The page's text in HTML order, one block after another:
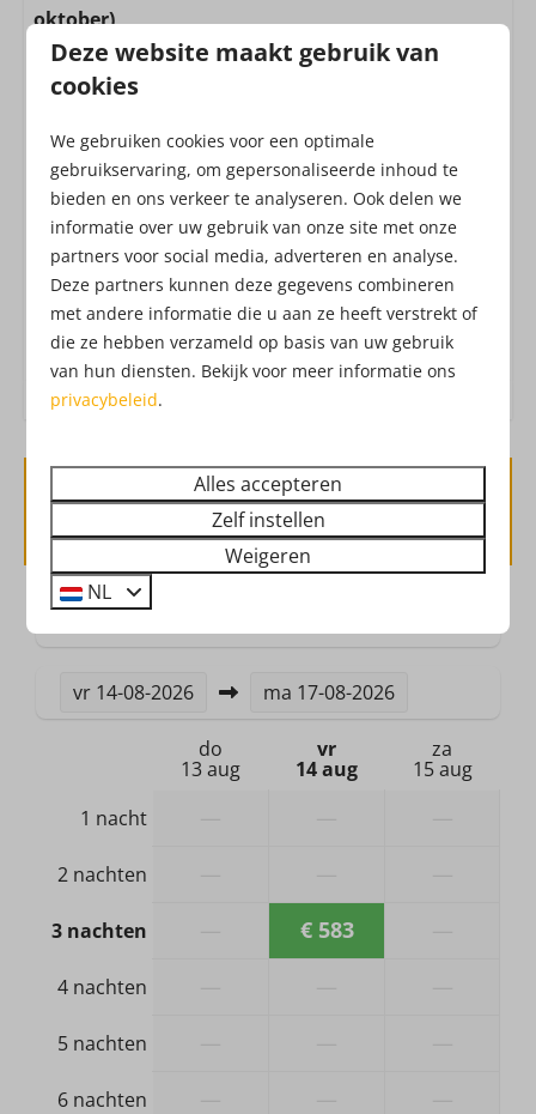
Filter koffieapparaat
Waterkoker: Elektrische waterkoker
Koelkast: Zonder vriesvak
Ligging
Aan de bosrand
Vrijstaand
Buiten
Tuin
Tuinmeubels
Brandblusser
Rookmelder
Verwarming & Verkoeling
Centrale verwarming
Badkamer & Sanitair
Douche
Apart toilet (niet in badkamer)
oktober)
Alle huizen zijn inclusief de toegang tot het
Attractiepark! Het Attractiepark werkt met een all-in
van o.a. vers fruit, belegde broodjes, frites, snacks,
verse churros, soep, koffie, thee, limonade,
Drouwenerzand frisdranken en waterijs.Dat heet
vakantie!Check hier deopeningstijdenvan het
Attractiepark. Ben je benieuwd hoe het
Attractiepark eruit ziet?Check hier de
dronebeelden
Beschikbaarheid en prijs
2 gasten
vr 14-08-2026 ma 17-08-2026
do
13 aug
vr
14 aug
za
15 aug
1 nacht
2 nachten
3 nachten € 583
4 nachten
5 nachten
6 nachten
Deze website maakt gebruik van
cookies
We gebruiken cookies voor een optimale
gebruikservaring, om gepersonaliseerde inhoud te
bieden en ons verkeer te analyseren. Ook delen we
informatie over uw gebruik van onze site met onze
partners voor social media, adverteren en analyse.
Deze partners kunnen deze gegevens combineren
met andere informatie die u aan ze heeft verstrekt of
die ze hebben verzameld op basis van uw gebruik
van hun diensten. Bekijk voor meer informatie ons
privacybeleid.
Alles accepteren
Zelf instellen
Weigeren
NL